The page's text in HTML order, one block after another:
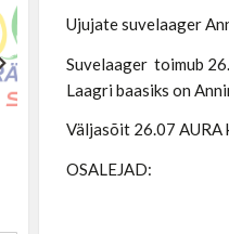
Ujujate suvelaager
Suvelaager toimub
Laagri baasiks on
Väljasõit 26.07 AURA
OSALEJAD: